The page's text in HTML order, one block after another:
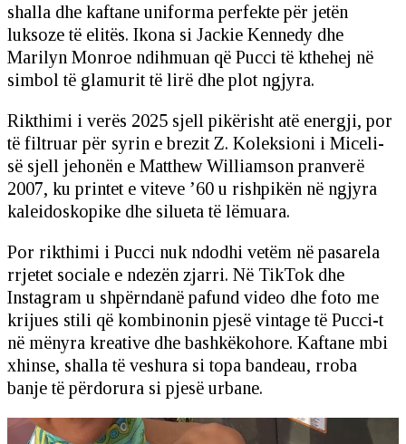
shalla dhe kaftane uniforma perfekte për jetën
luksoze të elitës. Ikona si Jackie Kennedy dhe
Marilyn Monroe ndihmuan që Pucci të kthehej në
simbol të glamurit të lirë dhe plot ngjyra.
Rikthimi i verës 2025 sjell pikërisht atë energji, por
të filtruar për syrin e brezit Z. Koleksioni i Miceli-
së sjell jehonën e Matthew Williamson pranverë
2007, ku printet e viteve ’60 u rishpikën në ngjyra
kaleidoskopike dhe silueta të lëmuara.
Por rikthimi i Pucci nuk ndodhi vetëm në pasarela
rrjetet sociale e ndezën zjarri. Në TikTok dhe
Instagram u shpërndanë pafund video dhe foto me
krijues stili që kombinonin pjesë vintage të Pucci-t
në mënyra kreative dhe bashkëkohore. Kaftane mbi
xhinse, shalla të veshura si topa bandeau, rroba
banje të përdorura si pjesë urbane.